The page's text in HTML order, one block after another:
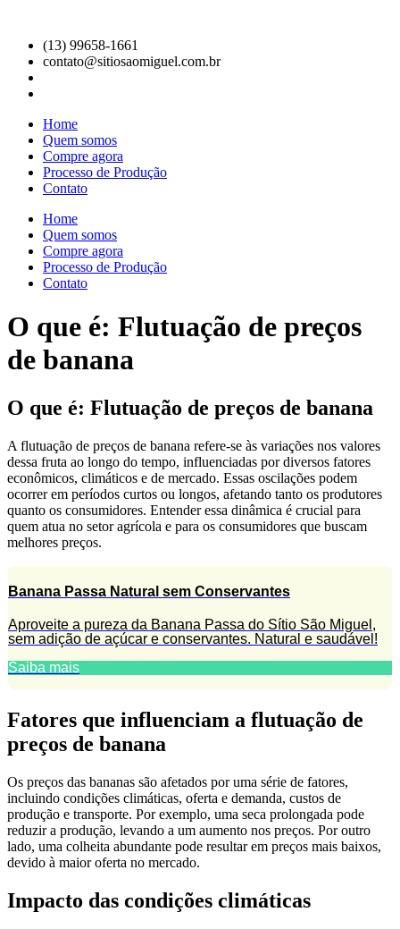
conteúdo
(13) 99658-1661
contato@sitiosaomiguel.com.br
Home
Quem somos
Compre agora
Processo de Produção
Contato
Home
Quem somos
Compre agora
Processo de Produção
Contato
O que é: Flutuação de preços
de banana
O que é: Flutuação de preços de banana
A flutuação de preços de banana refere-se às variações nos valores
dessa fruta ao longo do tempo, influenciadas por diversos fatores
econômicos, climáticos e de mercado. Essas oscilações podem
ocorrer em períodos curtos ou longos, afetando tanto os produtores
quanto os consumidores. Entender essa dinâmica é crucial para
quem atua no setor agrícola e para os consumidores que buscam
melhores preços.
Banana Passa Natural sem Conservantes
Aproveite a pureza da Banana Passa do Sítio São Miguel,
sem adição de açúcar e conservantes. Natural e saudável!
Saiba mais
Fatores que influenciam a flutuação de
preços de banana
Os preços das bananas são afetados por uma série de fatores,
incluindo condições climáticas, oferta e demanda, custos de
produção e transporte. Por exemplo, uma seca prolongada pode
reduzir a produção, levando a um aumento nos preços. Por outro
lado, uma colheita abundante pode resultar em preços mais baixos,
devido à maior oferta no mercado.
Impacto das condições climáticas